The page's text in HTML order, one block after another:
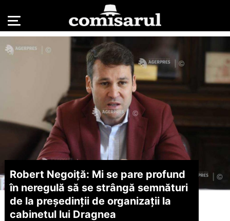
Robert Negoiţă: Mi se pare profund
în neregulă să se strângă semnături
de la preşedinţii de organizaţii la
cabinetul lui Dragnea